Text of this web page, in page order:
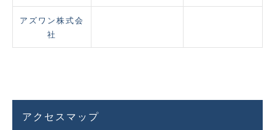
アズワン株式会
社
アクセスマップ